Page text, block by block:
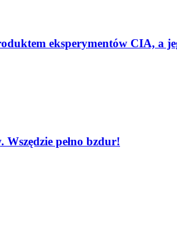
eksperymentów CIA, a
pełno bzdur!